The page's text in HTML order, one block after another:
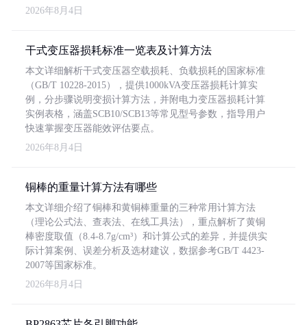
2026年8月4日
干式变压器损耗标准一览表及计算方法
本文详细解析干式变压器空载损耗、负载损耗的国家标准
（GB/T 10228-2015），提供1000kVA变压器损耗计算实
例，分步骤说明变损计算方法，并附电力变压器损耗计算
实例表格，涵盖SCB10/SCB13等常见型号参数，指导用户
快速掌握变压器能效评估要点。
2026年8月4日
铜棒的重量计算方法有哪些
本文详细介绍了铜棒和黄铜棒重量的三种常用计算方法
（理论公式法、查表法、在线工具法），重点解析了黄铜
棒密度取值（8.4-8.7g/cm³）和计算公式的差异，并提供实
际计算案例、误差分析及选材建议，数据参考GB/T 4423-
2007等国家标准。
2026年8月4日